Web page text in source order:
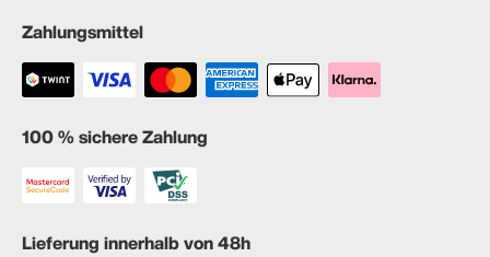
Zahlungsmittel
100 % sichere Zahlung
Lieferung innerhalb von 48h